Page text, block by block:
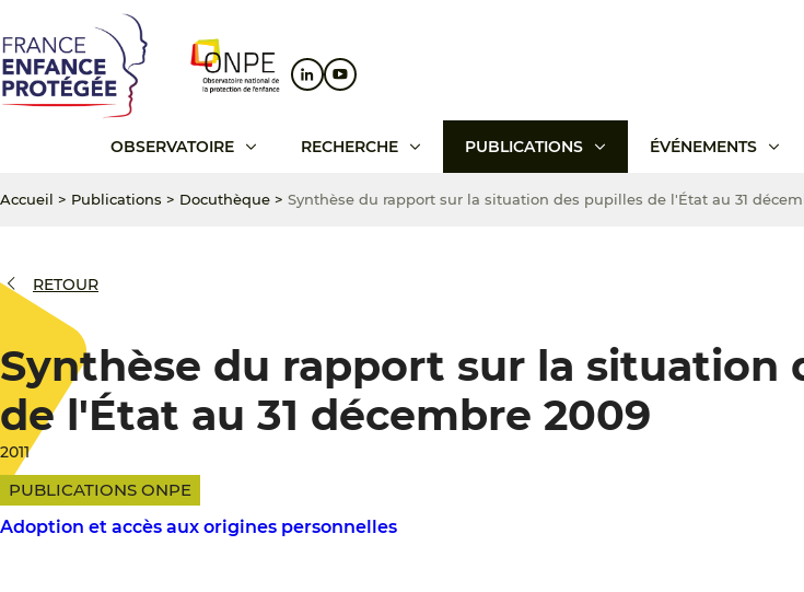
au
contenu
principal
au
menu
principal
au
pied
de
page
OBSERVATOIRE RECHERCHE PUBLICATIONS ÉVÉNEMENTS
Accueil > Publications > Docuthèque > Synthèse du rapport sur la situation des pupilles de l'État au 31
RETOUR
Synthèse du rapport sur la situation
de l'État au 31 décembre 2009
2011
PUBLICATIONS ONPE
Adoption et accès aux origines personnelles